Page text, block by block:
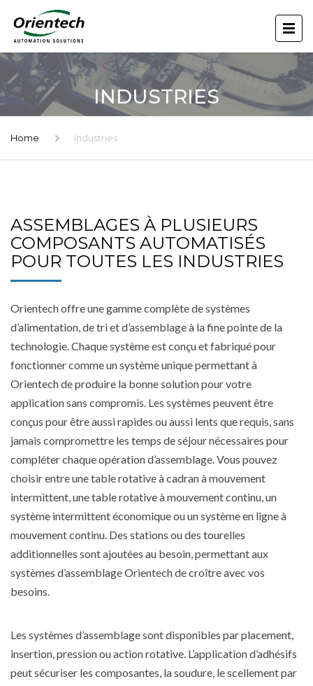
INDUSTRIES
Home Industries
ASSEMBLAGES À PLUSIEURS
COMPOSANTS AUTOMATISÉS
POUR TOUTES LES INDUSTRIES
Orientech offre une gamme complète de systèmes
d’alimentation, de tri et d’assemblage à la fine pointe de la
technologie. Chaque système est conçu et fabriqué pour
fonctionner comme un système unique permettant à
Orientech de produire la bonne solution pour votre
application sans compromis. Les systèmes peuvent être
conçus pour être aussi rapides ou aussi lents que requis, sans
jamais compromettre les temps de séjour nécessaires pour
compléter chaque opération d’assemblage. Vous pouvez
choisir entre une table rotative à cadran à mouvement
intermittent, une table rotative à mouvement continu, un
système intermittent économique ou un système en ligne à
mouvement continu. Des stations ou des tourelles
additionnelles sont ajoutées au besoin, permettant aux
systèmes d’assemblage Orientech de croître avec vos
besoins.
Les systèmes d’assemblage sont disponibles par placement,
insertion, pression ou action rotative. L’application d’adhésifs
peut sécuriser les composantes, la soudure, le scellement par